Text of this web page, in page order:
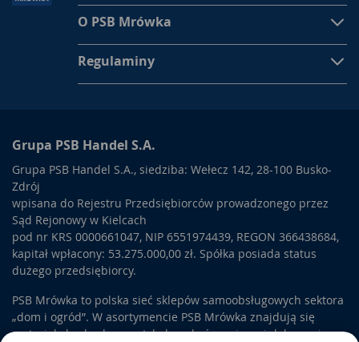
O PSB Mrówka
Regulaminy
Grupa PSB Handel S.A.
Grupa PSB Handel S.A., siedziba: Wełecz 142, 28-100 Busko-
Zdrój
wpisana do Rejestru Przedsiębiorców prowadzonego przez
Sąd Rejonowy w Kielcach
pod nr KRS 0000661047, NIP 6551974439, REGON 366438684,
kapitał wpłacony: 53.275.000,00 zł. Spółka posiada status
dużego przedsiębiorcy.
PSB Mrówka to polska sieć sklepów samoobsługowych sektora
„dom i ogród”. W asortymencie PSB Mrówka znajdują się
materiały budowlane, artykuły wykończeniowe i dekoracyjne,